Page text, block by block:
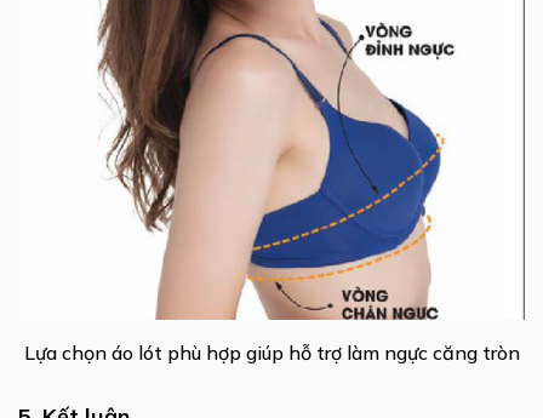
Lựa chọn áo lót phù hợp giúp hỗ trợ làm ngực căng tròn